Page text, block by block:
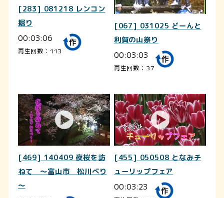
[283] 081218 レンコン
掘り
00:03:06
再生回数：113
[067] 031025 どーんと
利賀の山祭り
00:03:03
再生回数：37
[469] 140409 夜桜を訪
ねて ～富山市 松川べり
～
[455] 050508 となみチ
ューリップフェア
00:03:23